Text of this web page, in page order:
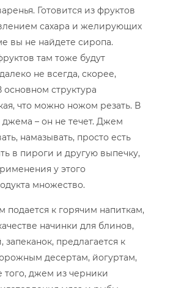
Готовится из фруктов
сахара и желирующих
вы не найдете сиропа.
там тоже будут
не всегда, скорее,
структура
что можно ножом резать. В
джема – он не течет. Джем
намазывать, просто есть
в пироги и другую выпечку,
у этого
множество.
к горячим напиткам,
начинки для блинов,
запеканок, предлагается к
десертам, йогуртам,
того, джем из черники